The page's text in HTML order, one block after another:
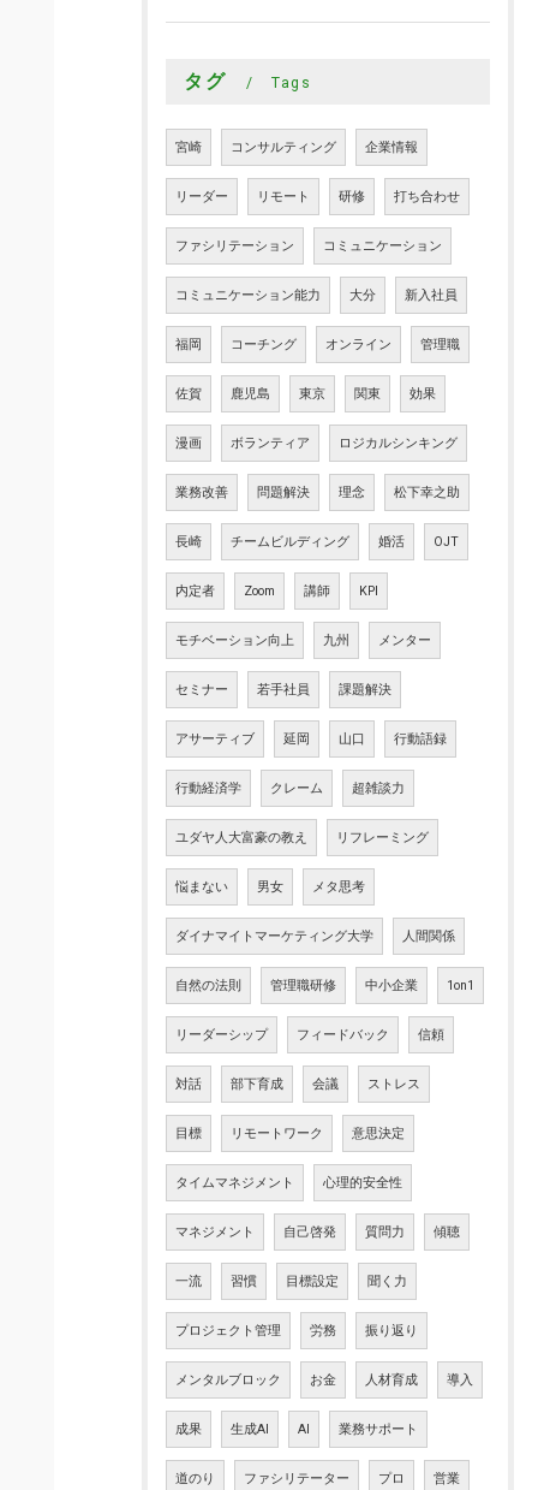
タグ Tags
宮崎 コンサルティング 企業情報
リーダー リモート 研修 打ち合わせ
ファシリテーション コミュニケーション
コミュニケーション能力 大分 新入社員
福岡 コーチング オンライン 管理職
佐賀 鹿児島 東京 関東 効果
漫画 ボランティア ロジカルシンキング
業務改善 問題解決 理念 松下幸之助
長崎 チームビルディング 婚活 OJT
内定者 Zoom 講師 KPI
モチベーション向上 九州 メンター
セミナー 若手社員 課題解決
アサーティブ 延岡 山口 行動語録
行動経済学 クレーム 超雑談力
ユダヤ人大富豪の教え リフレーミング
悩まない 男女 メタ思考
ダイナマイトマーケティング大学 人間関係
自然の法則 管理職研修 中小企業 1on1
リーダーシップ フィードバック 信頼
対話 部下育成 会議 ストレス
目標 リモートワーク 意思決定
タイムマネジメント 心理的安全性
マネジメント 自己啓発 質問力 傾聴
一流 習慣 目標設定 聞く力
プロジェクト管理 労務 振り返り
メンタルブロック お金 人材育成 導入
成果 生成AI AI 業務サポート
道のり ファシリテーター プロ 営業